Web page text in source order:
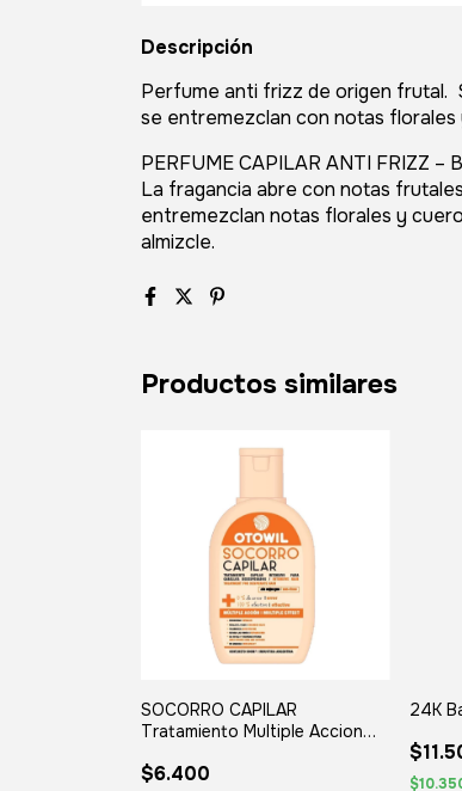
Descripción
Perfume anti frizz de origen frutal.
se entremezclan con notas florales
PERFUME CAPILAR ANTI FRIZZ –
La fragancia abre con notas
entremezclan notas florales y
almizcle.
Productos similares
SOCORRO CAPILAR
Tratamiento Multiple Accion
$6.400
24K